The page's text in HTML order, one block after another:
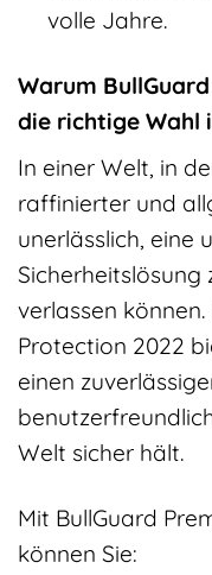
volle Jahre.
Warum
die richtige Wahl
In einer Welt, in
raffinierter und
unerlässlich, eine
Sicherheitslösung
verlassen
Protection 2022
einen
Welt sicher hält.
Mit BullGuard
können Sie: